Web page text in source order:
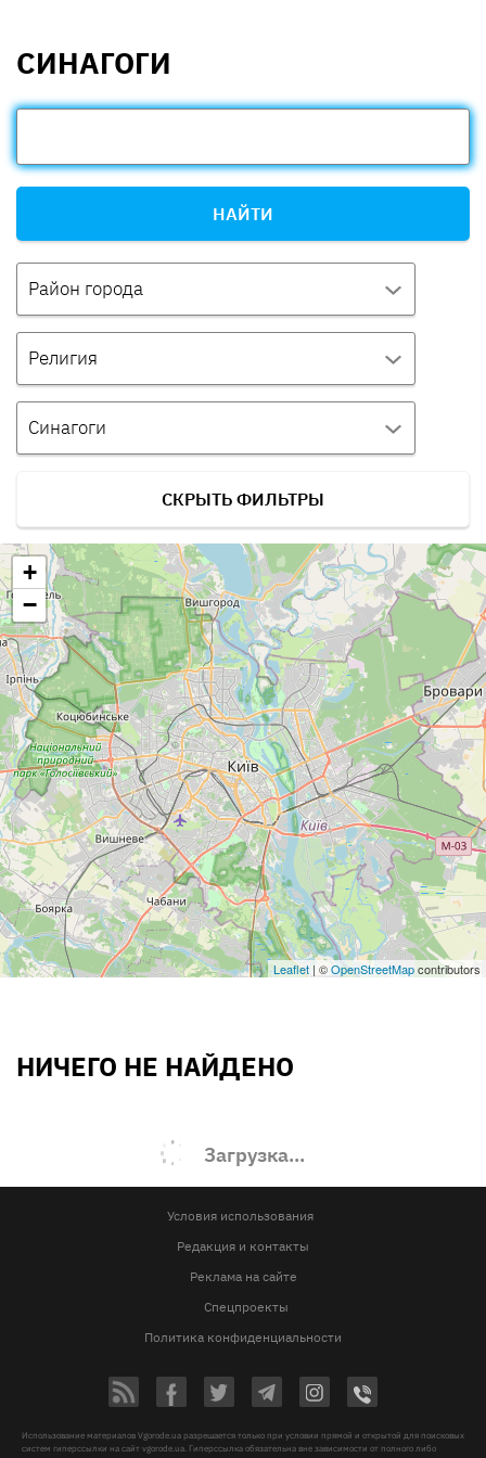
СИНАГОГИ
НАЙТИ
Район города
Религия
Синагоги
СКРЫТЬ ФИЛЬТРЫ
+
−
Leaflet | ©OpenStreetMapcontributors
НИЧЕГО НЕ НАЙДЕНО
Загрузка...
Условия использования
Редакция и контакты
Реклама на сайте
Спецпроекты
Политика конфиденциальности
Использование материалов Vgorode.ua разрешается только при условии прямой и открытой для поисковых
систем гиперссылки на сайт vgorode.ua. Гиперссылка обязательна вне зависимости от полного либо